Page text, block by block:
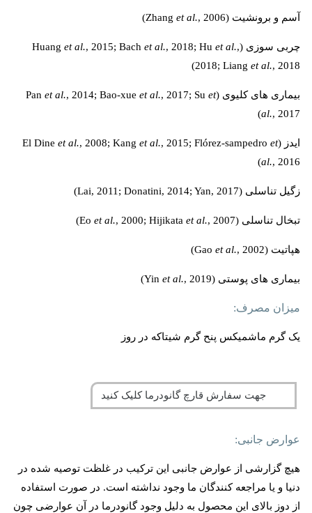
آسم و برونشیت (Zhang et al., 2006)
چربی سوزی (Huang et al., 2015; Bach et al., 2018; Hu et al.,
2018; Liang et al., 2018)
بیماری های کلیوی (Pan et al., 2014; Bao-xue et al., 2017; Su et
al., 2017)
ایدز (El Dine et al., 2008; Kang et al., 2015; Flórez-sampedro et
al., 2016)
زگیل تناسلی (Lai, 2011; Donatini, 2014; Yan, 2017)
تبخال تناسلی (Eo et al., 2000; Hijikata et al., 2007)
هپاتیت (Gao et al., 2002)
‌بیماری های پوستی (Yin et al., 2019)
میزان مصرف:
یک گرم ماشمیکس پنح گرم شیتاکه در روز
جهت سفارش قارچ گانودرما کلیک کنید
عوارض جانبی:
هیچ گزارشی از عوارض جانبی این ترکیب در غلظت توصیه شده در
دنیا و یا مراجعه کنندگان ما وجود نداشته است. در صورت استفاده
از دوز بالای این محصول به دلیل وجود گانودرما در آن عوارضی چون